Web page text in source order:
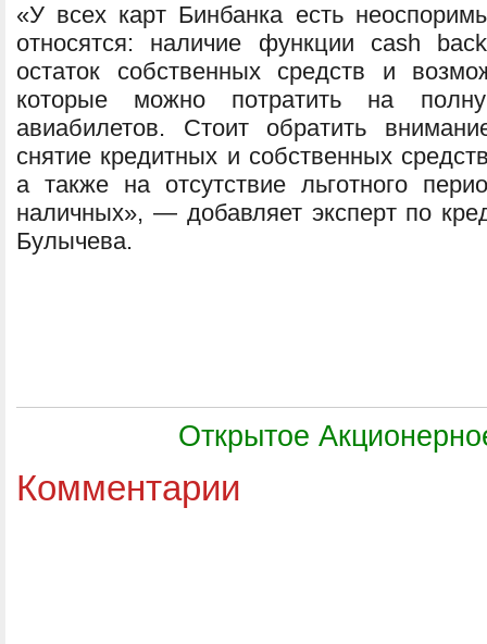
«У всех карт Бинбанка есть
относятся: наличие функции cash
остаток собственных средств и
которые можно потратить на
авиабилетов. Стоит обратить
снятие кредитных и собственных
а также на отсутствие льготного
наличных», — добавляет эксперт по
Булычева.
Открытое
Комментарии